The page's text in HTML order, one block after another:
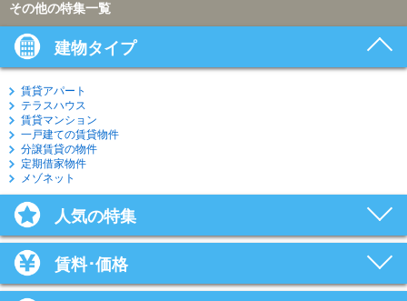
その他の特集一覧
建物タイプ
賃貸アパート
テラスハウス
賃貸マンション
一戸建ての賃貸物件
分譲賃貸の物件
定期借家物件
メゾネット
人気の特集
賃料･価格